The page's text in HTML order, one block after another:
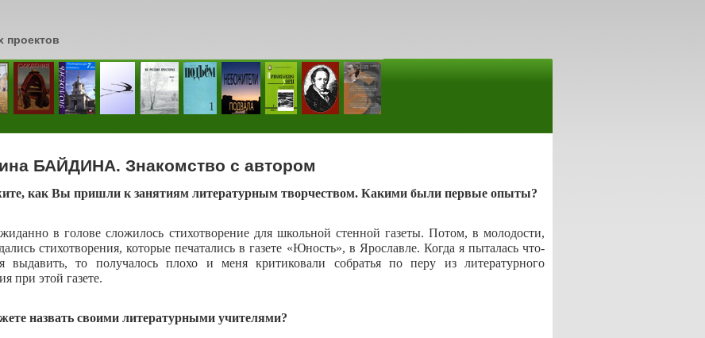
проектов
БАЙДИНА. Знакомство с автором
как Вы пришли к занятиям литературным творчеством. Какими были первые опыты?
в голове сложилось стихотворение для школьной стенной газеты. Потом, в молодости,
стихотворения, которые печатались в газете «Юность», в Ярославле. Когда я пыталась что-
выдавить, то получалось плохо и меня критиковали собратья по перу из литературного
при этой газете.
назвать своими литературными учителями?